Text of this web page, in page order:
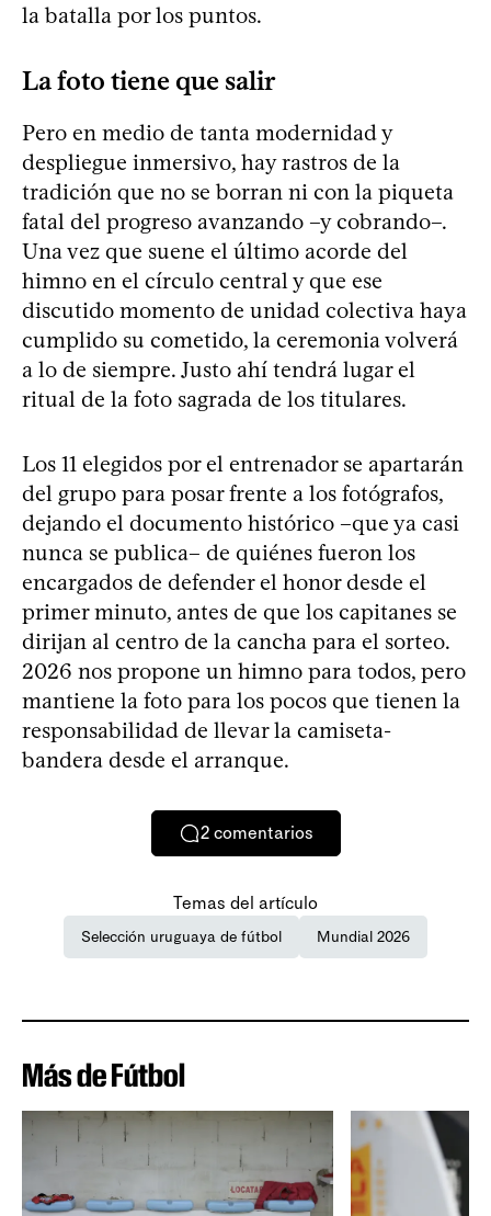
la batalla por los puntos.
La foto tiene que salir
Pero en medio de tanta modernidad y
despliegue inmersivo, hay rastros de la
tradición que no se borran ni con la piqueta
fatal del progreso avanzando –y cobrando–.
Una vez que suene el último acorde del
himno en el círculo central y que ese
discutido momento de unidad colectiva haya
cumplido su cometido, la ceremonia volverá
a lo de siempre. Justo ahí tendrá lugar el
ritual de la foto sagrada de los titulares.
Los 11 elegidos por el entrenador se apartarán
del grupo para posar frente a los fotógrafos,
dejando el documento histórico –que ya casi
nunca se publica– de quiénes fueron los
encargados de defender el honor desde el
primer minuto, antes de que los capitanes se
dirijan al centro de la cancha para el sorteo.
2026 nos propone un himno para todos, pero
mantiene la foto para los pocos que tienen la
responsabilidad de llevar la camiseta-
bandera desde el arranque.
2 comentarios
Temas del artículo
Selección uruguaya de fútbol Mundial 2026
Más de Fútbol